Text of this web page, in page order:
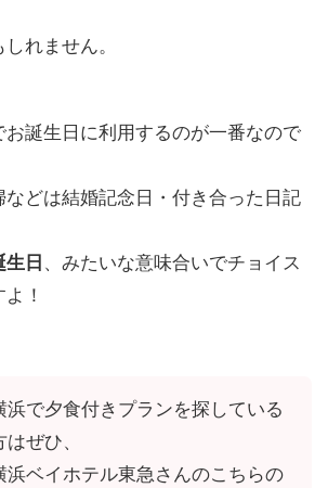
れません。
お誕生日に利用するのが一番なので
などは結婚記念日・付き合った日記
生日 、みたいな意味合いでチョイス
！
浜で夕食付きプランを探している
はぜひ、
浜ベイホテル東急さんのこちらの